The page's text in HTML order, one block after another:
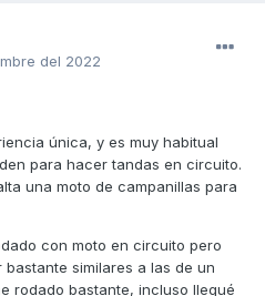
del 2022
única, y es muy habitual
para hacer tandas en circuito.
una moto de campanillas para
con moto en circuito pero
similares a las de un
rodado bastante, incluso llegué